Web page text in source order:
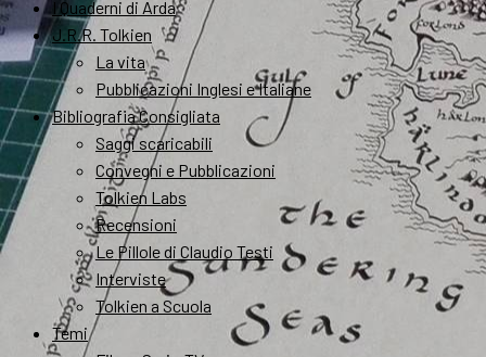
I Quaderni di Arda
J.R.R. Tolkien
La vita
Pubblicazioni Inglesi e Italiane
Bibliografia Consigliata
Saggi scaricabili
Convegni e Pubblicazioni
Tolkien Labs
Recensioni
Le Pillole di Claudio Testi
Interviste
Tolkien a Scuola
Temi